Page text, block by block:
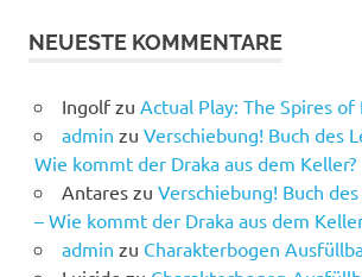
NEUESTE KOMMENTARE
Ingolfzu Actual Play: The Spires of
admin zu Verschiebung! Buch des
Wie kommt der Draka aus dem Keller?
Antareszu Verschiebung! Buch
– Wie kommt der Draka aus dem
admin zu Charakterbogen